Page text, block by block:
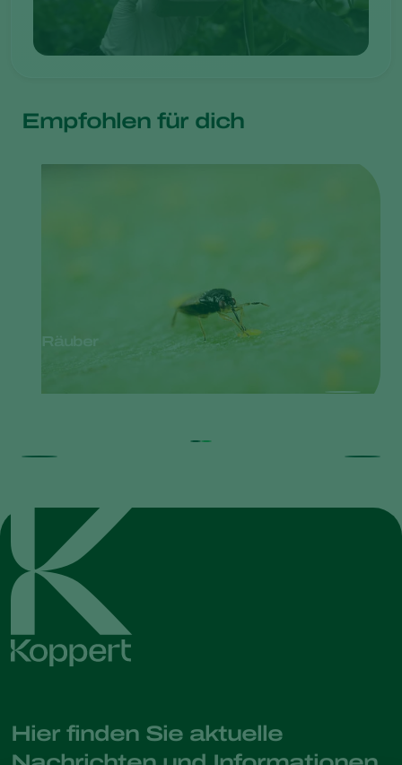
Empfohlen für dich
Räuber
Hier finden Sie aktuelle